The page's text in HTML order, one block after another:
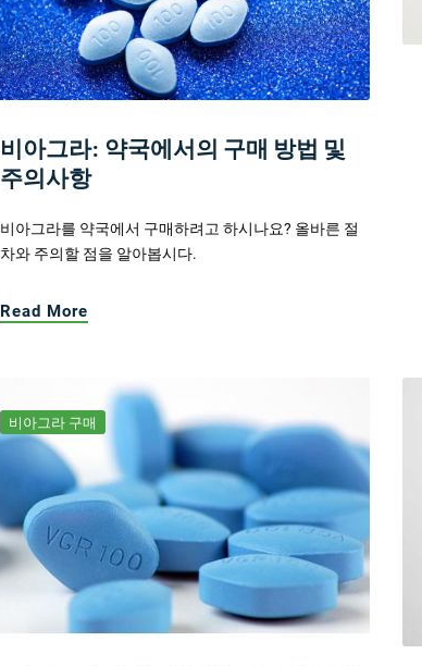
비아그라: 약국에서의 구매 방법 및
주의사항
비아그라를 약국에서 구매하려고 하시나요? 올바른 절
차와 주의할 점을 알아봅시다.
Read More
비아그라 구매